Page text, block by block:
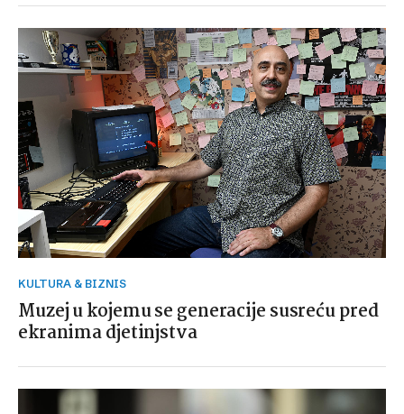
KULTURA & BIZNIS
Muzej u kojemu se generacije susreću pred
ekranima djetinjstva